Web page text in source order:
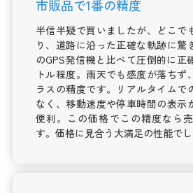
市販品で1番の精度
半信半疑で買いましたが、どこで
り、道路に沿った正確な軌跡に驚
のGPS発信機と比べて圧倒的に正
トル程度。雨天でも感度が落ちず
ラスの精度です。リアルタイムで
なく、移動速度や停車時間の表示
便利。この価格でこの精度なら
す。価格に見合う大満足の性能でし